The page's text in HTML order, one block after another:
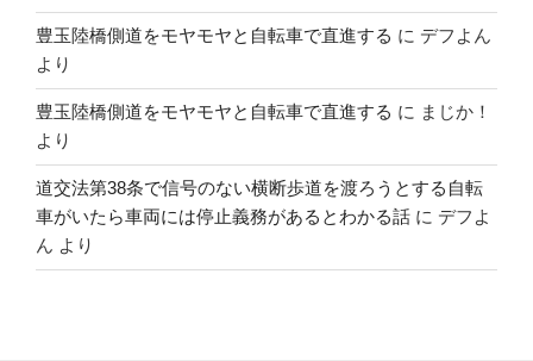
豊玉陸橋側道をモヤモヤと自転車で直進する に デフよん
より
豊玉陸橋側道をモヤモヤと自転車で直進する に まじか！
より
道交法第38条で信号のない横断歩道を渡ろうとする自転
車がいたら車両には停止義務があるとわかる話 に デフよ
ん より